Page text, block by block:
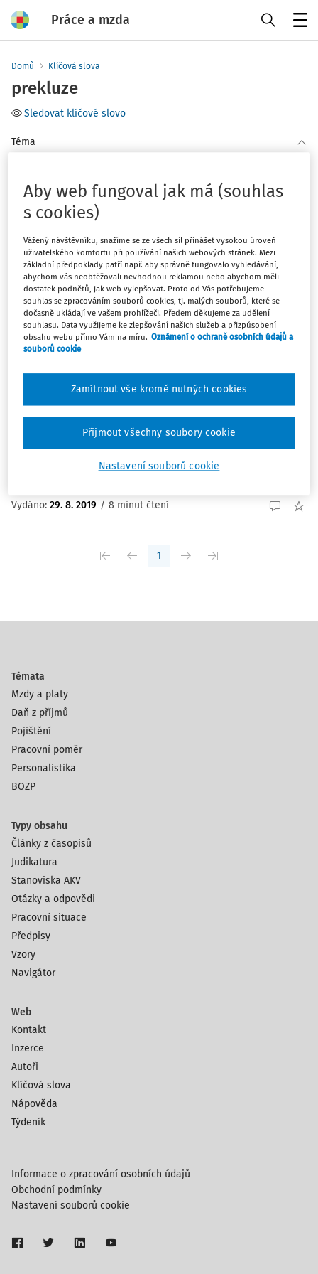
Práce a mzda
Domů Klíčová slova
prekluze
Sledovat klíčové slovo
Téma
Filtr
Počet vyhledaných dokumentů:1
Řadit podle:
Nejnovější
Nejstarší
OTÁZKY A ODPOVĚDI
Vliv daňové kontroly a daňové ztráty na
prekluzi
Otázka se primárně vztahuje na prekluzi práva pro
vyměření daně. Důležitou okolnosti je, že tři roky před
kontrolovaným zdaňovacím obdobím (2013) došlo k
2 zákona o daních z příjmů. Správce daně ...
Vydáno: 29. 8. 2019 / 8 minut čtení
1
Témata
Mzdy a platy
Daň z příjmů
Pojištění
Pracovní poměr
Personalistika
BOZP
Typy obsahu
Články z časopisů
Judikatura
Stanoviska AKV
Otázky a odpovědi
Pracovní situace
Předpisy
Vzory
Navigátor
Web
Kontakt
Inzerce
Autoři
Klíčová slova
Nápověda
Týdeník
Informace o zpracování osobních údajů
Obchodní podmínky
Nastavení souborů cookie
Aby web fungoval jak má (souhlas
s cookies)
Vážený návštěvníku, snažíme se ze všech sil přinášet vysokou úroveň
uživatelského komfortu při používání našich webových stránek. Mezi
základní předpoklady patří např. aby správně fungovalo vyhledávání,
abychom vás neobtěžovali nevhodnou reklamou nebo abychom měli
dostatek podnětů, jak web vylepšovat. Proto od Vás potřebujeme
souhlas se zpracováním souborů cookies, tj. malých souborů, které se
dočasně ukládají ve vašem prohlížeči. Předem děkujeme za udělení
souhlasu. Data využijeme ke zlepšování našich služeb a přizpůsobení
obsahu webu přímo Vám na míru. Oznámení o ochraně osobních údajů a
souborů cookie
Nastavení souborů cookie
Zamítnout vše kromě nutných cookies
Přijmout všechny soubory cookie